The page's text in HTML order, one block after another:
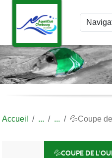
Accueil 💦Coupe
💦COUPE DE
Panneau de gestion des cookies